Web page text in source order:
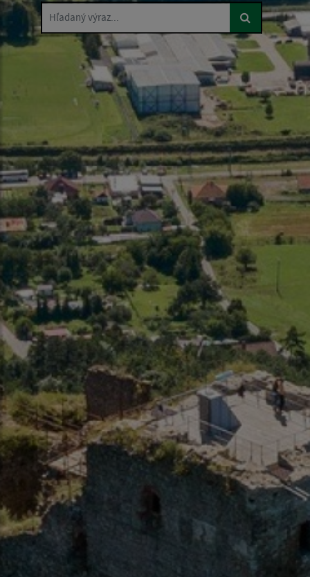
Hľadaný výraz...